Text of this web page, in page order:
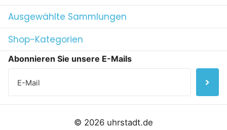
Ausgewählte Sammlungen
Shop-Kategorien
Abonnieren Sie unsere E-Mails
© 2026 uhrstadt.de